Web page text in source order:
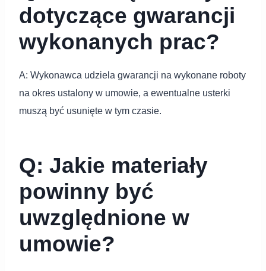
dotyczące gwarancji
wykonanych prac?
A: Wykonawca udziela gwarancji na wykonane roboty
na okres ustalony w umowie, a ewentualne usterki
muszą być usunięte w tym czasie.
Q: Jakie materiały
powinny być
uwzględnione w
umowie?